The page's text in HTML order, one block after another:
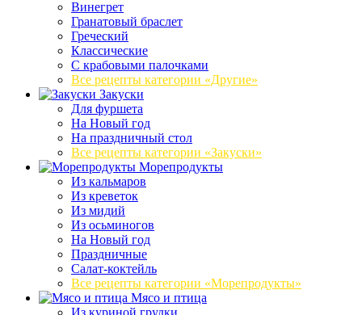
Винегрет
Гранатовый браслет
Греческий
Классические
С крабовыми палочками
Все рецепты категории «Другие»
Закуски
Для фуршета
На Новый год
На праздничный стол
Все рецепты категории «Закуски»
Морепродукты
Из кальмаров
Из креветок
Из мидий
Из осьминогов
На Новый год
Праздничные
Салат-коктейль
Все рецепты категории «Морепродукты»
Мясо и птица
Из куриной грудки